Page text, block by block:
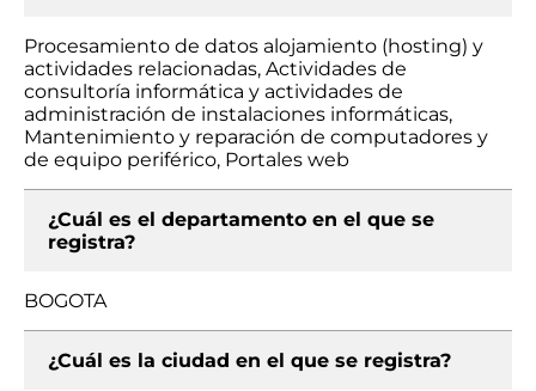
Procesamiento de datos alojamiento (hosting) y
actividades relacionadas, Actividades de
consultoría informática y actividades de
administración de instalaciones informáticas,
Mantenimiento y reparación de computadores y
de equipo periférico, Portales web
¿Cuál es el departamento en el que se
registra?
BOGOTA
¿Cuál es la ciudad en el que se registra?